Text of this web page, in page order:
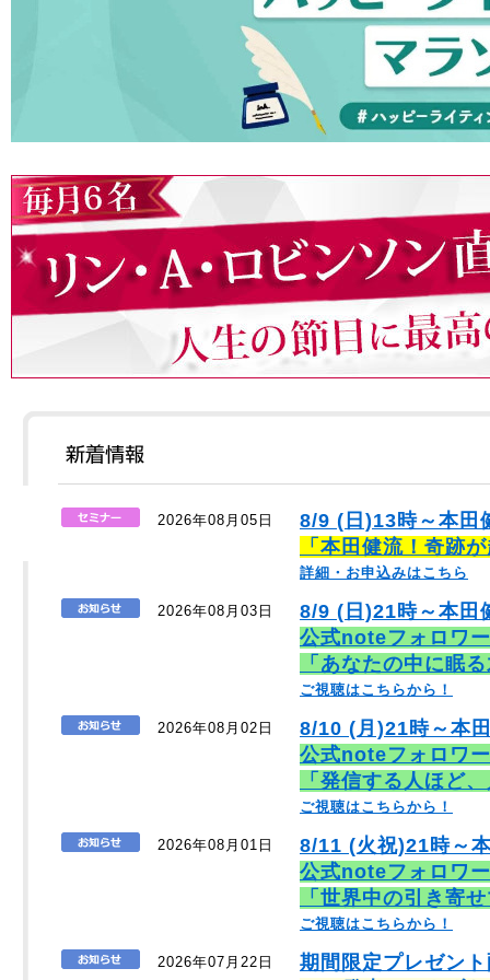
2026年08月05日
8/9 (日)13時～本田
「本田健流！奇跡
詳細・お申込みはこちら
2026年08月03日
8/9 (日)21時～本田
公式noteフォロワ
「あなたの中に眠
ご視聴はこちらから！
2026年08月02日
8/10 (月)21時～本
公式noteフォロワ
「発信する人ほど
ご視聴はこちらから！
2026年08月01日
8/11 (火祝)21時～
公式noteフォロワ
「世界中の引き寄
ご視聴はこちらから！
2026年07月22日
期間限定プレゼン